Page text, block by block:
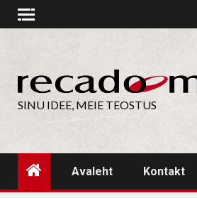
Skip
to
SINU IDEE, MEIE TEOSTUS
Avaleht Kontakt